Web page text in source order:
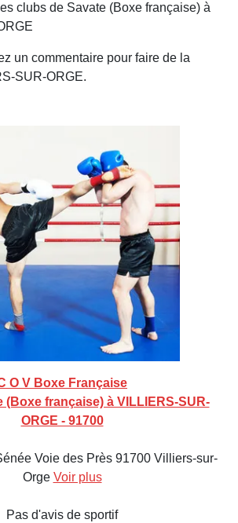
clubs de Savate (Boxe française) à
un commentaire pour faire de la
SUR-ORGE.
O V Boxe Française
(Boxe française) à VILLIERS-SUR-
ORGE - 91700
Voie des Près 91700 Villiers-sur-
Orge Voir plus
Pas d'avis de sportif